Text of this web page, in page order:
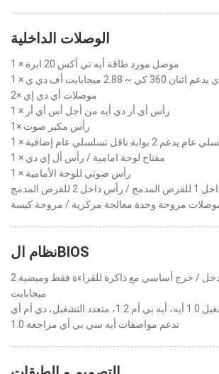
الوصلات الداخلية
1 × موصل مورد طاقة أيه تي أكس 20 ابرة
~ 2.88 ميجابايت أف دي ي
2× موصلات أي دي إي
1 × رأس أي أر دي أيه من أجل أس أي أر
1× رأس مكبر صوت
ناقل تسلسلي عام إضافية
1 × مفتاح لوحة امامية / رأس أل إي دي
1 × رأس صوتي للوحة الأمامية
2 للقرص المدمج
مروحة وحدة معالجة مركزية / مروحة كيسة
نظام الBIOS
جائزة نظام دخل / خرج أساسي مع ذاكرة للقراءة فقط وميضية 2
ميجابايت
دي أم أي
تدعم مواصفات أيه سي بي أي مراجعة 1.0